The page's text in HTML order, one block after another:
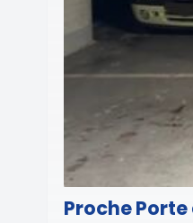
Proche